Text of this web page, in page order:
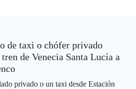
de taxi o chófer privado
de Venecia Santa Lucía a
privado o un taxi desde Estación